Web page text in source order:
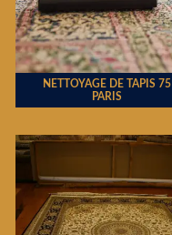
NETTOYAGE DE TAPIS 75
PARIS